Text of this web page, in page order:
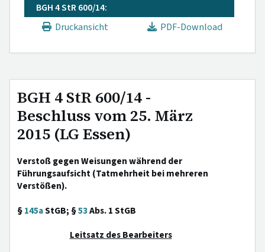
BGH 4 StR 600/14:
Druckansicht
PDF-Download
BGH 4 StR 600/14 -
Beschluss vom 25. März
2015 (LG Essen)
Verstoß gegen Weisungen während der
Führungsaufsicht (Tatmehrheit bei mehreren
Verstößen).
§145aStGB; §53Abs. 1 StGB
Leitsatz des Bearbeiters